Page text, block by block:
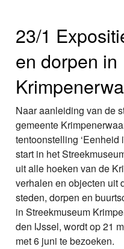
23/1
en dorpen in
Naar aanleiding van de
gemeente
tentoonstelling ‘Eenheid
start in het
uit alle hoeken van de
verhalen en objecten uit
steden, dorpen en
in Streekmuseum
den IJssel, wordt op 21
met 6 juni te bezoeken.